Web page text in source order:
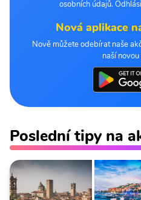
osobních údajů.
Nová aplikace
Nově můžete odebírat naše
naší
Poslední tipy na